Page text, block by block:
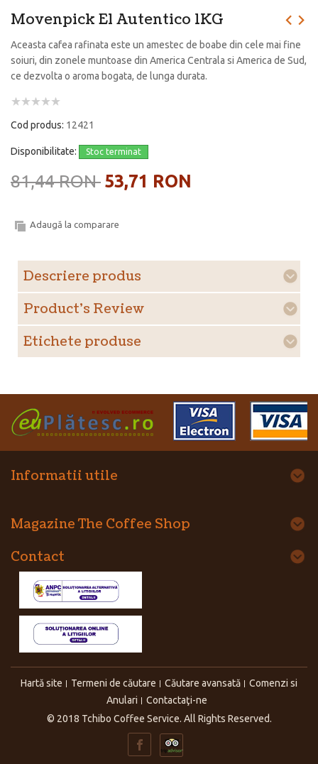
Movenpick El Autentico 1KG
Aceasta cafea rafinata este un amestec de boabe din cele mai fine
soiuri, din zonele muntoase din America Centrala si America de Sud,
ce dezvolta o aroma bogata, de lunga durata.
Cod produs: 12421
Disponibilitate: Stoc terminat
81,44 RON 53,71 RON
Adaugă la comparare
Descriere produs
Product's Review
Etichete produse
Informatii utile
Magazine The Coffee Shop
Contact
Hartă site Termeni de căutare Căutare avansată
Comenzi si
Anulari
Contactaţi-ne
© 2018 Tchibo Coffee Service. All Rights Reserved.